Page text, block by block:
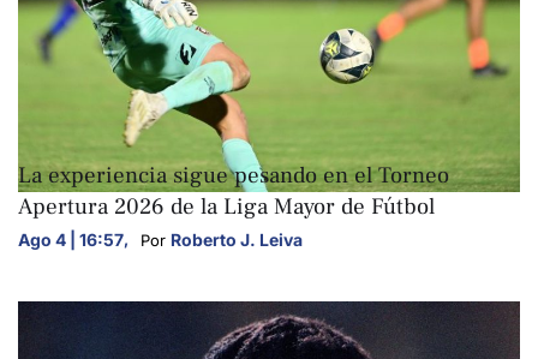
La experiencia sigue pesando en el Torneo
Apertura 2026 de la Liga Mayor de Fútbol
Ago 4 | 16:57, Por Roberto J. Leiva